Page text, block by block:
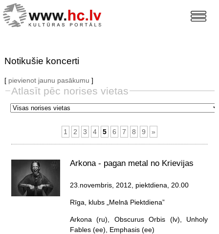
Notikušie koncerti
[ pievienot jaunu pasākumu ]
Atlasīt pēc norises vietas
1 2 3 4 5 6 7 8 9 »
Arkona - pagan metal no Krievijas
23.novembris, 2012, piektdiena , 20.00
Rīga, klubs „Melnā Piektdiena”
Arkona (ru), Obscurus Orbis (lv), Unholy
Fables (ee), Emphasis (ee)